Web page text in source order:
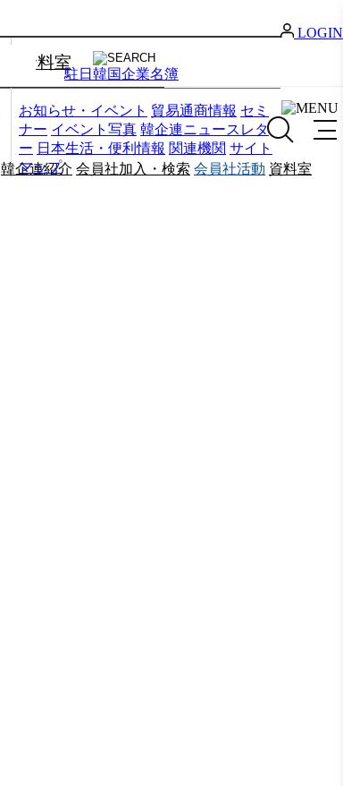
資料室
お知らせ・イベント 貿易通商情報 セミ
ナー イベント写真 韓企連ニュースレタ
ー 日本生活・便利情報 関連機関 サイト
マップ
駐日韓国企業名簿
LOGIN
韓企連紹介 会員社加入・検索 会員社活動 資料室